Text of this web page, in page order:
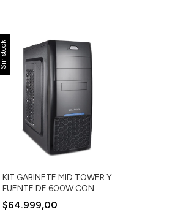
Sin stock
KIT GABINETE MID TOWER Y
FUENTE DE 600W CON
PERIFÉRICOS CM-5909-KIT
$64.999,00